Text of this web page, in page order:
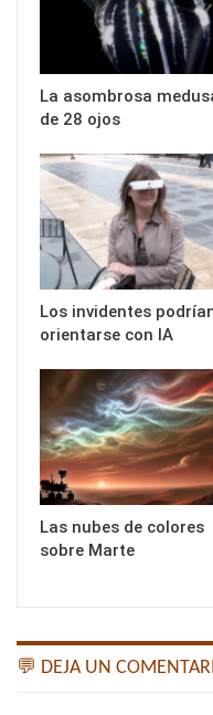
La asombrosa
de 28 ojos
Los invidentes
orientarse con IA
Las nubes de colores
sobre Marte
💬 DEJA UN